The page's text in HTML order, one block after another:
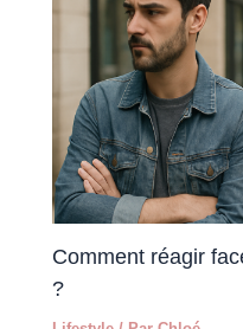
Comment réagir
?